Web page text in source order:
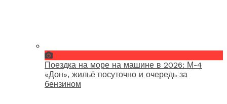
Поездка на море на машине в 2026: М-4
«Дон», жильё посуточно и очередь за
бензином